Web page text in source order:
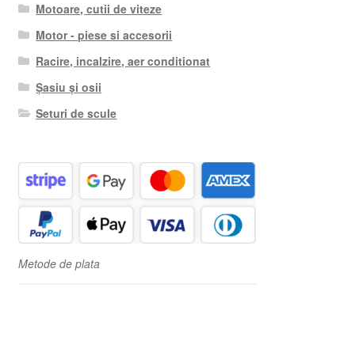
Motoare, cutii de viteze
Motor - piese si accesorii
Racire, incalzire, aer conditionat
Șasiu și osii
Seturi de scule
Metode de plata